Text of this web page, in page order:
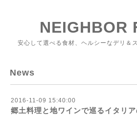
NEIGHBOR
安心して選べる食材、ヘルシーなデリ＆
News
2016-11-09 15:40:00
郷土料理と地ワインで巡るイタリ